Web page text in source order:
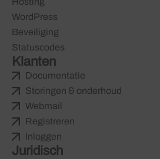
WordPress
Beveiliging
Statuscodes
Klanten
Documentatie
Storingen & onderhoud
Webmail
Registreren
Inloggen
Juridisch